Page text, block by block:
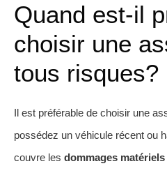
Quand est-il
choisir une
tous risques?
Il est préférable de choisir une
possédez un véhicule récent ou
couvre les dommages matériels